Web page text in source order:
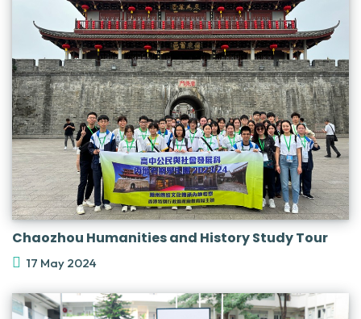
Chaozhou Humanities and History Study Tour
17 May 2024